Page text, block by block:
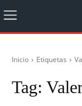
Inicio Etiquetas
Tag: